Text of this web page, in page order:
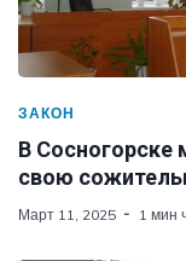
ЗАКОН
В Сосногорске
свою
Март 11, 2025 1 мин